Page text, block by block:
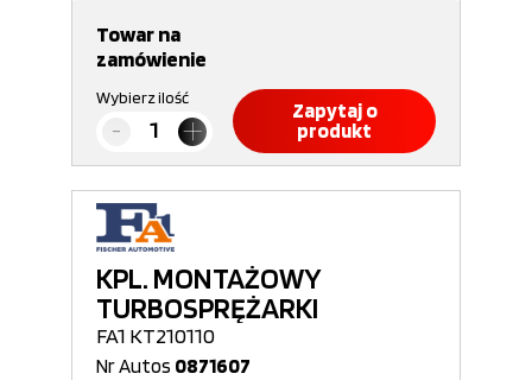
Towar na
zamówienie
Wybierz ilość
Zapytaj o
produkt
KPL. MONTAŻOWY
TURBOSPRĘŻARKI
FA1 KT210110
Nr Autos 0871607